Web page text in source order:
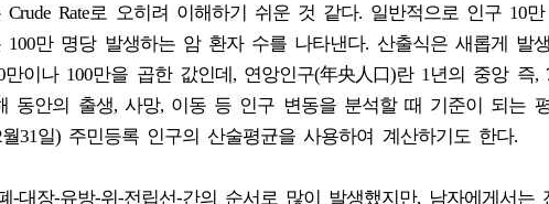
Rate로 오히려 이해하기 쉬운 것 같다. 일반적으로 인구 10
만 명당 발생하는 암 환자 수를 나타낸다. 산출식은 새롭게 발
이나 100만을 곱한 값인데, 연앙인구(年央人口)란 1년의 중앙 즉,
동안의 출생, 사망, 이동 등 인구 변동을 분석할 때 기준이 되는
31일) 주민등록 인구의 산술평균을 사용하여 계산하기도 한다.
대장-유방-위-전립선-간의 순서로 많이 발생했지만, 남자에게서는